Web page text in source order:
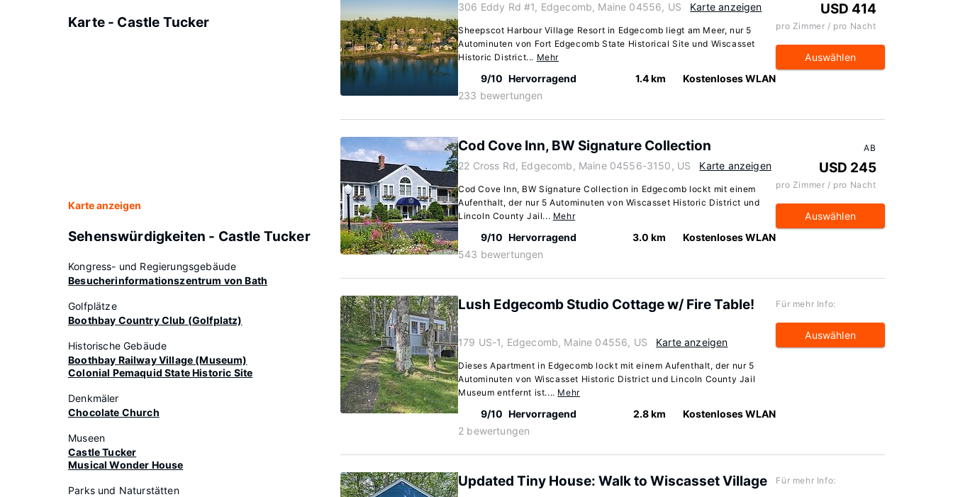
Karte - Castle Tucker
Karte anzeigen
Sehenswürdigkeiten - Castle Tucker
Kongress- und Regierungsgebäude
Besucherinformationszentrum von Bath
Golfplätze
Boothbay Country Club (Golfplatz)
Historische Gebäude
Boothbay Railway Village (Museum)
Colonial Pemaquid State Historic Site
Denkmäler
Chocolate Church
Museen
Castle Tucker
Musical Wonder House
Parks und Naturstätten
306 Eddy Rd #1, Edgecomb, Maine 04556, US Karte anzeigen
Sheepscot Harbour Village Resort in Edgecomb liegt am Meer, nur 5
Autominuten von Fort Edgecomb State Historical Site und Wiscasset
Historic District... Mehr
9/10 Hervorragend
233 bewertungen
1.4 km Kostenloses WLAN
USD 414
pro Zimmer / pro Nacht
Auswählen
Cod Cove Inn, BW Signature Collection
22 Cross Rd, Edgecomb, Maine 04556-3150, US Karte anzeigen
Cod Cove Inn, BW Signature Collection in Edgecomb lockt mit einem
Aufenthalt, der nur 5 Autominuten von Wiscasset Historic District und
Lincoln County Jail... Mehr
9/10 Hervorragend
543 bewertungen
3.0 km Kostenloses WLAN
AB
USD 245
pro Zimmer / pro Nacht
Auswählen
Lush Edgecomb Studio Cottage w/ Fire Table!
179 US-1, Edgecomb, Maine 04556, US Karte anzeigen
Dieses Apartment in Edgecomb lockt mit einem Aufenthalt, der nur 5
Autominuten von Wiscasset Historic District und Lincoln County Jail
Museum entfernt ist.... Mehr
9/10 Hervorragend
2 bewertungen
2.8 km Kostenloses WLAN
Für mehr Info:
Auswählen
Updated Tiny House: Walk to Wiscasset Village Für mehr Info: